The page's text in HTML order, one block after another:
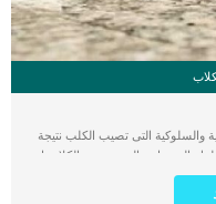
والسلوكية التى تصيب الكلب نتيجة
الوسواس القهرى عند الكلاب او
متغير نسبيًا من الأنشطة أو
المتكرر يتداخل مع الأداء